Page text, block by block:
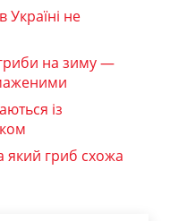
Україні не
на зиму —
із
який гриб схожа